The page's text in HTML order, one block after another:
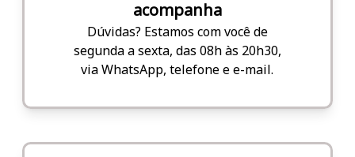
acompanha
Dúvidas? Estamos com você de
segunda a sexta, das 08h às 20h30,
via WhatsApp, telefone e e-mail.